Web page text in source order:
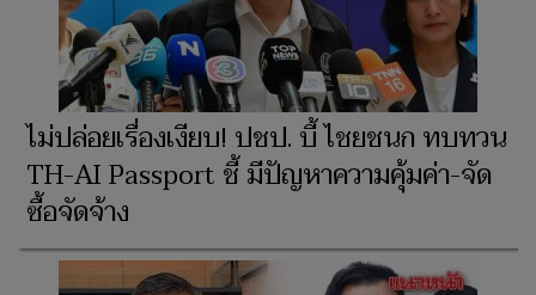
ไม่ปล่อยเรื่องเงียบ! ปชป. บี้ ไชยชนก ทบทวน
TH-AI Passport ชี้ มีปัญหาความคุ้มค่า-จัด
ซื้อจัดจ้าง